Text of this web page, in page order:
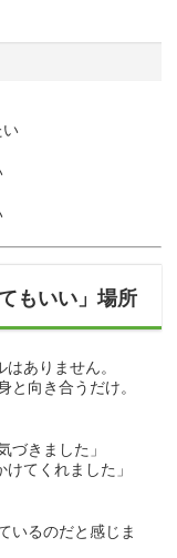
い
もいい」場所
ありません。
と向き合うだけ。
づきました」
けてくれました」
いるのだと感じま